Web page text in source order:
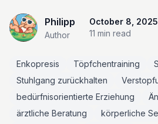
Philipp
Author
October 8, 2025
11 min read
Enkopresis Töpfchentraining
Stuhlgang zurückhalten
bedürfnisorientierte Erziehung
ärztliche Beratung
körperliche